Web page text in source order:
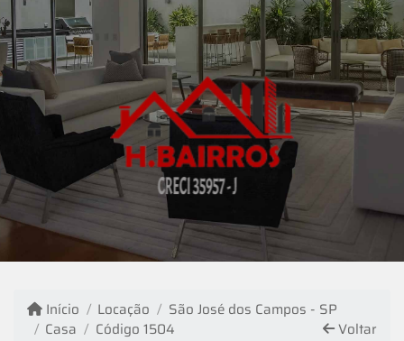
Início Locação
São José dos Campos - SP
Casa
Código 1504 Voltar